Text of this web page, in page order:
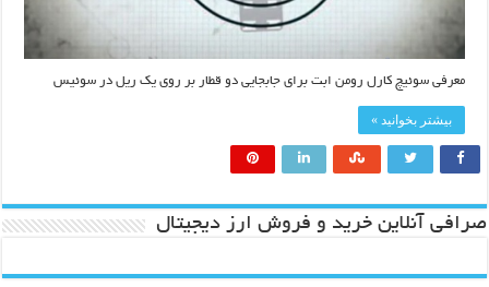
معرفی سوئیچ کارل رومن ابت برای جابجایی دو قطار بر روی یک ریل در سوئیس
بیشتر بخوانید »
صرافی آنلاین خرید و فروش ارز دیجیتال